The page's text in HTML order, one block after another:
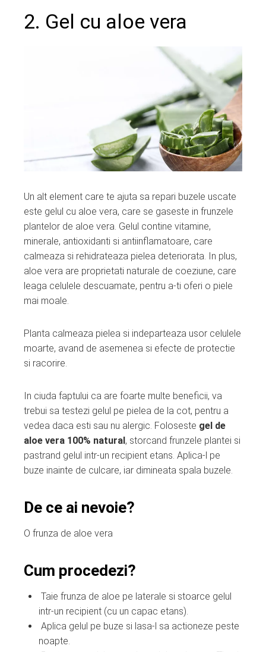
2. Gel cu aloe vera
Un alt element care te ajuta sa repari buzele uscate
este gelul cu aloe vera, care se gaseste in frunzele
plantelor de aloe vera. Gelul contine vitamine,
minerale, antioxidanti si antiinflamatoare, care
calmeaza si rehidrateaza pielea deteriorata. In plus,
aloe vera are proprietati naturale de coeziune, care
leaga celulele descuamate, pentru a-ti oferi o piele
mai moale.
Planta calmeaza pielea si indeparteaza usor celulele
moarte, avand de asemenea si efecte de protectie
si racorire.
In ciuda faptului ca are foarte multe beneficii, va
trebui sa testezi gelul pe pielea de la cot, pentru a
vedea daca esti sau nu alergic. Foloseste gel de
aloe vera 100% natural , storcand frunzele plantei si
pastrand gelul intr-un recipient etans. Aplica-l pe
buze inainte de culcare, iar dimineata spala buzele.
De ce ai nevoie?
O frunza de aloe vera
Cum procedezi?
Taie frunza de aloe pe laterale si stoarce gelul
intr-un recipient (cu un capac etans).
Aplica gelul pe buze si lasa-l sa actioneze peste
noapte.